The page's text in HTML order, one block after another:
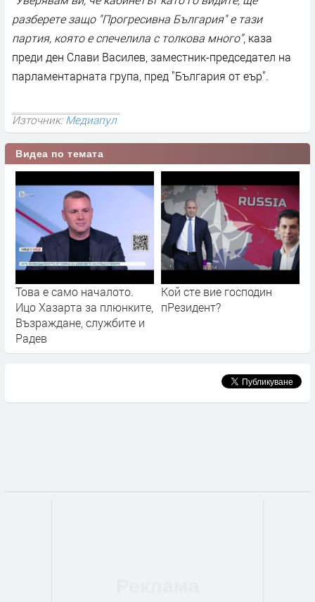
разберете защо "Прогресивна България" е тази
партия, която е спечелила с толкова много", каза
преди ден Слави Василев, заместник-председател на
парламентарната група, пред "България от еър".
Източник:Медиапул
Видеа по темата
Това е само началото.
Ицо Хазарта за плюнките,
Възраждане, службите и
Радев
Кой сте вие господин
пРезидент?